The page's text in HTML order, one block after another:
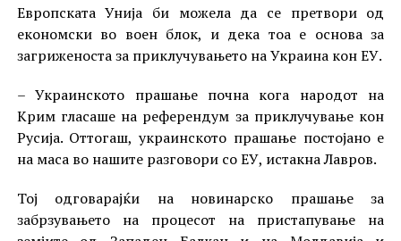
Европската Унија би можела да се претвори од
економски во воен блок, и дека тоа е основа за
загриженоста за приклучувањето на Украина кон ЕУ.
– Украинското прашање почна кога народот на
Крим гласаше на референдум за приклучување кон
Русија. Оттогаш, украинското прашање постојано е
на маса во нашите разговори со ЕУ, истакна Лавров.
Тој одговарајќи на новинарско прашање за
забрзувањето на процесот на пристапување на